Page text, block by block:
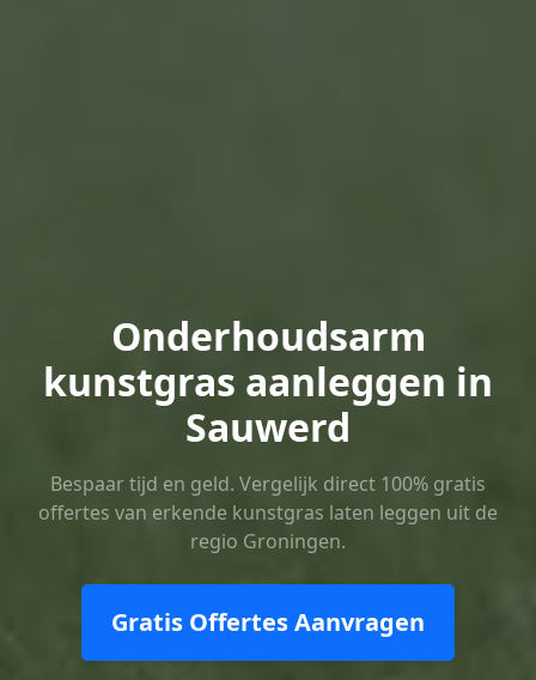
Onderhoudsarm
kunstgras aanleggen in
Sauwerd
Bespaar tijd en geld. Vergelijk direct 100% gratis
offertes van erkende kunstgras laten leggen uit de
regio Groningen.
Gratis Offertes Aanvragen